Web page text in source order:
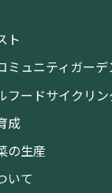
ト
ミュニティガーデ
フードサイクリ
成
の生産
いて